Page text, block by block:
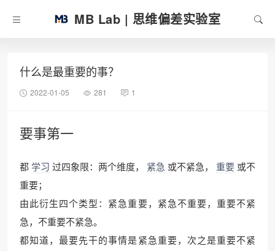
MB Lab | 思维偏差实验室
什么是最重要的事？
2022-01-05 281 1
要事第一
都 学习 过四象限：两个维度， 紧急 或不紧急， 重要 或不
重要；
由此衍生四个类型：紧急重要，紧急不重要，重要不紧
急，不重要不紧急。
都知道，最要先干的事情是紧急重要，次之是重要不紧